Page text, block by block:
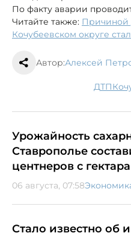
По факту аварии
Читайте также: Причиной
Кочубеевском округе
Автор:Алексей
ДТП
Урожайность
Ставрополье
центнеров с гектара
06 августа, 07:58
Стало известно об